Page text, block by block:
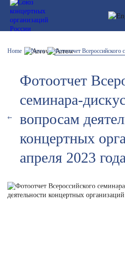
Home News Фотоотчет Всероссийского
Фотоотчет
семинара-
вопросам
концертных
апреля 2023 года